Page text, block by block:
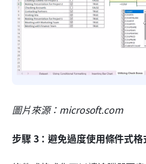
圖片來源：microsoft.com
步驟 3：避免過度使用條件式格